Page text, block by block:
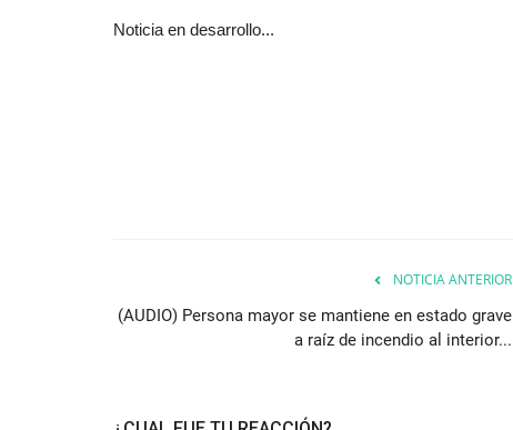
Noticia en desarrollo...
NOTICIA ANTERIOR
(AUDIO) Persona mayor se mantiene en estado grave
a raíz de incendio al interior...